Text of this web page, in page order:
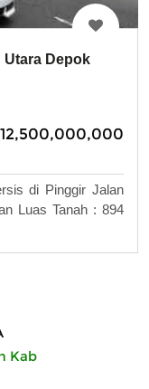
Utara Depok
12,500,000,000
di Pinggir Jalan
Luas Tanah : 894
Kab